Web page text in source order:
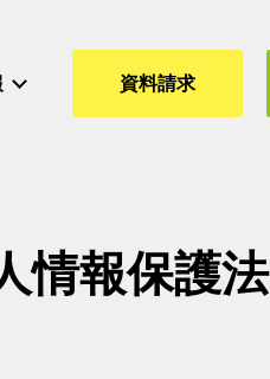
資料請求
情報保護法